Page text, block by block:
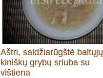
Aštri, saldžiarūgštė baltųjų
kiniškų grybų sriuba su
vištiena